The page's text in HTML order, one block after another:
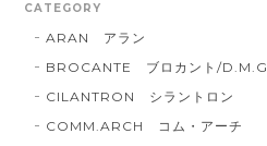
CATEGORY
ARAN アラン
BROCANTE ブロカント/D.M.G
CILANTRON シラントロン
COMM.ARCH コム・アーチ